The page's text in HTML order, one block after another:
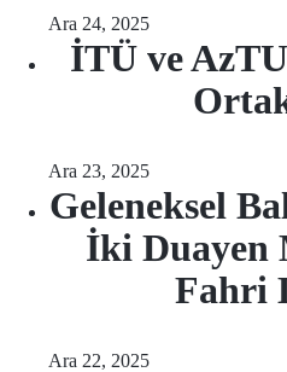
Ara 24, 2025
İTÜ ve
Ara 23, 2025
Geleneksel
İki Duayen
Fahri
Ara 22, 2025